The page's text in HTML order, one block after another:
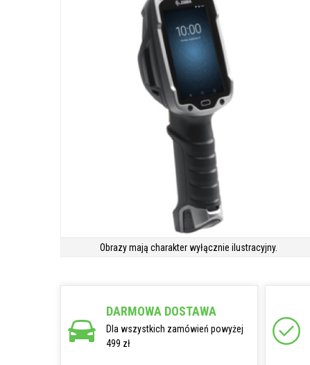
Obrazy mają charakter wyłącznie ilustracyjny.
DARMOWA DOSTAWA
Dla wszystkich zamówień powyżej
499 zł